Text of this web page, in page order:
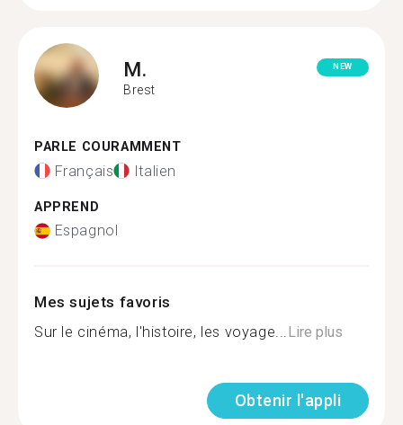
M.
Brest
NEW
PARLE COURAMMENT
Français Italien
APPREND
Espagnol
Mes sujets favoris
Sur le cinéma, l'histoire, les voyage...Lire plus
Obtenir l'appli